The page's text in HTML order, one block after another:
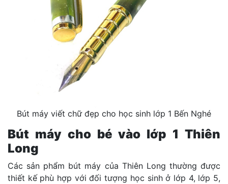
Bút máy viết chữ đẹp cho học sinh lớp 1 Bến Nghé
Bút máy cho bé vào lớp 1 Thiên
Long
Các sản phẩm bút máy của Thiên Long thường được
thiết kế phù hợp với đối tượng học sinh ở lớp 4, lớp 5,